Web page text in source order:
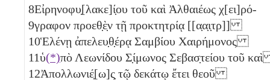
8Εἰρηνοφυ̣[λακε]ί̣ου τοῦ καὶ Ἀλθαιέως χ[ει]ρό-
9γραφον προεθ̣ὲ̣ν τῇ προκτητρίᾳ [[α̣α̣ι̣τρ]]
10Ἑλένῃ ἀπελευ̣θ̣έρᾳ Σαμβίου Χαιρήμονος
11ὑ(*)πὸ Λεωνίδου Σ̣ίμωνος Σεβασ̣τείου τοῦ
12Ἀπολλωνιέ̣[ω]ς̣ τῷ δεκάτῳ ἔτει θεοῦ